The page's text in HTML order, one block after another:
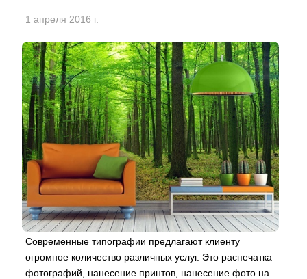
1 апреля 2016 г.
Современные типографии предлагают клиенту
огромное количество различных услуг. Это распечатка
фотографий, нанесение принтов, нанесение фото на